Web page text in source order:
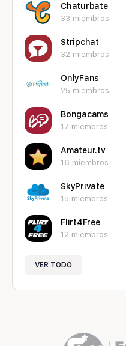
Chaturbate
33 miembros
Stripchat
32 miembros
OnlyFans
25 miembros
Bongacams
17 miembros
Amateur.tv
16 miembros
SkyPrivate
15 miembros
Flirt4Free
12 miembros
VER TODO